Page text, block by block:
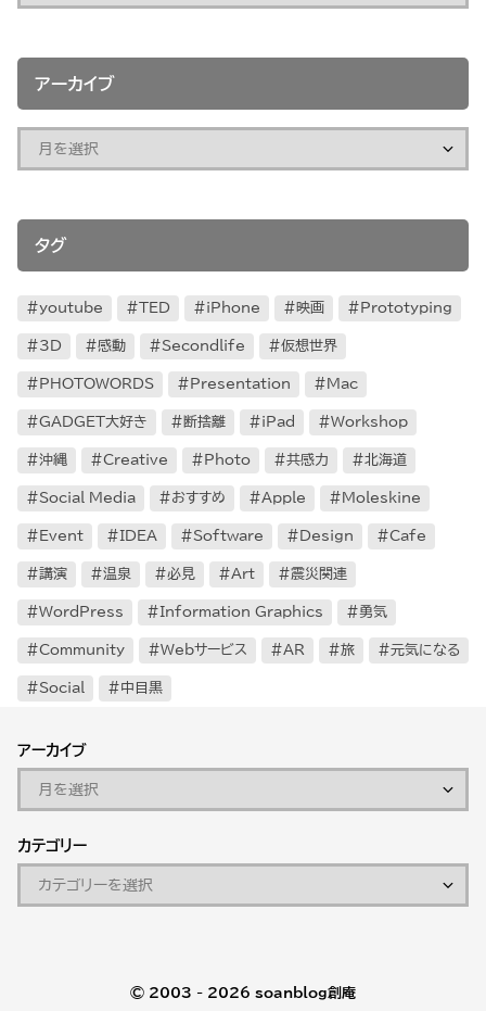
アーカイブ
タグ
youtube TED iPhone 映画 Prototyping
3D 感動 Secondlife 仮想世界
PHOTOWORDS Presentation Mac
GADGET大好き 断捨離 iPad Workshop
沖縄 Creative Photo 共感力 北海道
Social Media おすすめ Apple Moleskine
Event IDEA Software Design Cafe
講演 温泉 必見 Art 震災関連
WordPress Information Graphics 勇気
Community Webサービス AR 旅 元気になる
Social 中目黒
アーカイブ
カテゴリー
© 2003 - 2026 soanblog創庵